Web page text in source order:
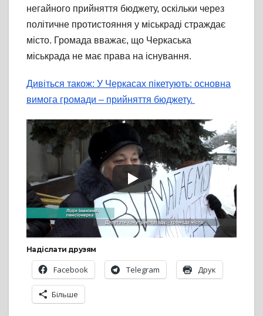
негайного прийняття бюджету, оскільки через
політичне протистояння у міськраді страждає
місто. Громада вважає, що Черкаська
міськрада не має права на існування.
Дивіться також: У Черкасах пікетують: основна
вимога громади – прийняття бюджету.
Надіслати друзям
Facebook Telegram Друк
Більше